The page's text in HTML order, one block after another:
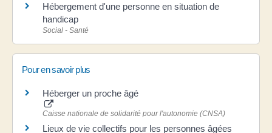
Hébergement d'une personne en situation de
handicap
Social - Santé
Pour en savoir plus
Héberger un proche âgé
Caisse nationale de solidarité pour l'autonomie (CNSA)
Lieux de vie collectifs pour les personnes âgées